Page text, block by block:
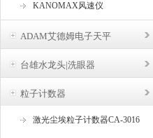
KANOMAX风速仪
ADAM艾德姆电子天平
台雄水龙头|洗眼器
粒子计数器
激光尘埃粒子计数器CA-3016